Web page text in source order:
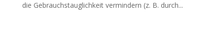
die Gebrauchstauglichkeit vermindern (z. B. durch...